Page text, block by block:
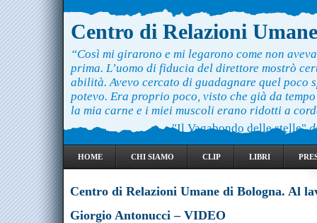
Centro di Relazioni Umane
“Così mi girarono e mi legarono come non
prima. L’uomo di fiducia del direttore mostrò
abilità. Avevo cercato di guadagnare quel poco
potevo. Era proprio poco, visto che già da
la mia carne e i miei muscoli erano ridotti a
"Il Vagabondo delle stelle"
HOME CHI SIAMO CLIP LIBRI
Centro di Relazioni Umane di Bologna. Al
Giorgio Antonucci – VIDEO